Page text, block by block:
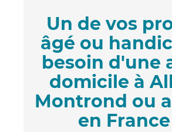
Un de vos
âgé ou
besoin d'une
domicile à
Montrond ou
en France